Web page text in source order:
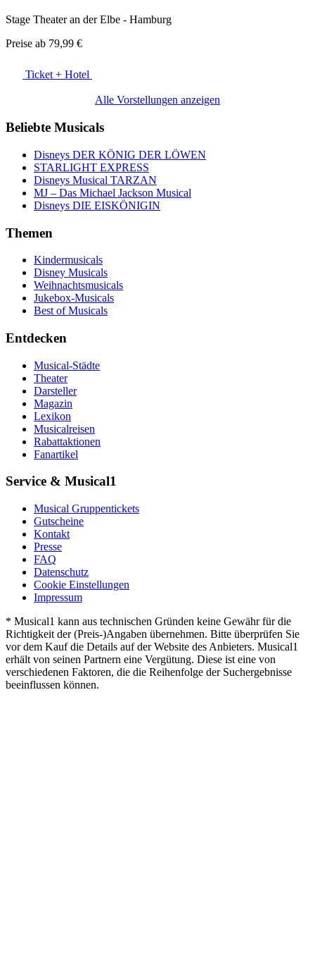
Stage Theater an der Elbe - Hamburg
Preise ab 79,99 €
Ticket + Hotel
Alle Vorstellungen anzeigen
Beliebte Musicals
Disneys DER KÖNIG DER LÖWEN
STARLIGHT EXPRESS
Disneys Musical TARZAN
MJ – Das Michael Jackson Musical
Disneys DIE EISKÖNIGIN
Themen
Kindermusicals
Disney Musicals
Weihnachtsmusicals
Jukebox-Musicals
Best of Musicals
Entdecken
Musical-Städte
Theater
Darsteller
Magazin
Lexikon
Musicalreisen
Rabattaktionen
Fanartikel
Service & Musical1
Musical Gruppentickets
Gutscheine
Kontakt
Presse
FAQ
Datenschutz
Cookie Einstellungen
Impressum
* Musical1 kann aus technischen Gründen keine Gewähr für die
Richtigkeit der (Preis-)Angaben übernehmen. Bitte überprüfen Sie
vor dem Kauf die Details auf der Website des Anbieters. Musical1
erhält von seinen Partnern eine Vergütung. Diese ist eine von
verschiedenen Faktoren, die die Reihenfolge der Suchergebnisse
beeinflussen können.